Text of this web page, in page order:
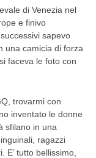
di Venezia nel
e finivo
sapevo
una camicia di forza
faceva le foto con
trovarmi con
inventato le donne
sfilano in una
ragazzi
tutto bellissimo,